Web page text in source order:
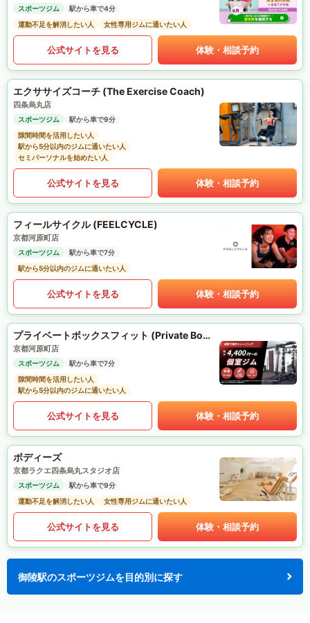
スポーツジム
駅から車で4分
運動不足を解消したい人
女性専用ジムに通いたい人
公式サイトを見る 体験・相談予約
エクササイズコーチ (The Exercise Coach)
四条烏丸店
スポーツジム
駅から車で9分
隙間時間を活用したい人
駅から5分以内のジムに通いたい人
セミパーソナルを始めたい人
公式サイトを見る 体験・相談予約
フィールサイクル (FEELCYCLE)
京都河原町店
スポーツジム
駅から車で7分
駅から5分以内のジムに通いたい人
公式サイトを見る 体験・相談予約
プライベートボックスフィット (Private Box Fit)
京都河原町店
スポーツジム
駅から車で7分
隙間時間を活用したい人
駅から5分以内のジムに通いたい人
公式サイトを見る 体験・相談予約
ボディーズ
京都ラクエ四条烏丸スタジオ店
スポーツジム
駅から車で9分
運動不足を解消したい人
女性専用ジムに通いたい人
公式サイトを見る 体験・相談予約
御陵駅のスポーツジムを目的別に探す